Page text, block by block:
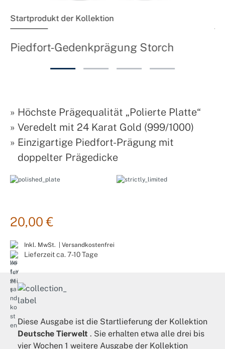
Startprodukt der Kollektion
Piedfort-Gedenkprägung Storch
» Höchste Prägequalität „Polierte Platte“
» Veredelt mit 24 Karat Gold (999/1000)
» Einzigartige Piedfort-Prägung mit
doppelter Prägedicke
20,00 €
Inkl. MwSt. | Versandkostenfrei
Lieferzeit ca. 7-10 Tage
Diese Ausgabe ist die Startlieferung der Kollektion
Deutsche Tierwelt . Sie erhalten etwa alle drei bis
vier Wochen 1 weitere Ausgabe der Kollektion